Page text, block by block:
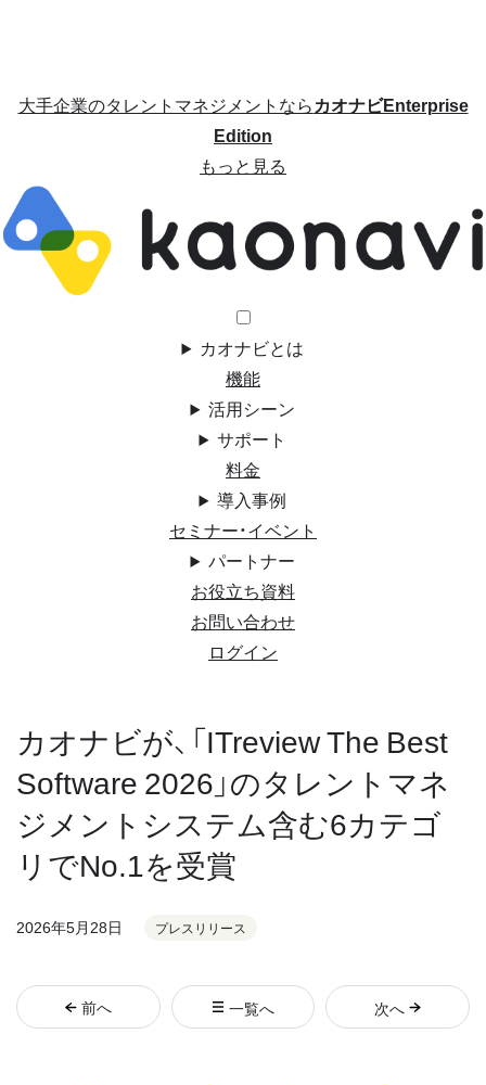
大手企業のタレントマネジメントならカオナビEnterprise
Edition
もっと見る
カオナビとは
機能
活用シーン
サポート
料金
導入事例
セミナー・イベント
パートナー
お役立ち資料
お問い合わせ
ログイン
カオナビが、「ITreview The Best
Software 2026」のタレントマネ
ジメントシステム含む6カテゴ
リでNo.1を受賞
2026年5月28日 プレスリリース
前へ 一覧へ 次へ